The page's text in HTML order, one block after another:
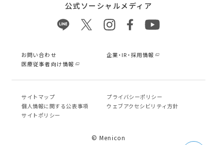
公式ソーシャルメディア
お問い合わせ
企業・IR・採用情報
医療従事者向け情報
サイトマップ
プライバシーポリシー
個⼈情報に関する公表事項
ウェブアクセシビリティ方針
サイトポリシー
© Menicon